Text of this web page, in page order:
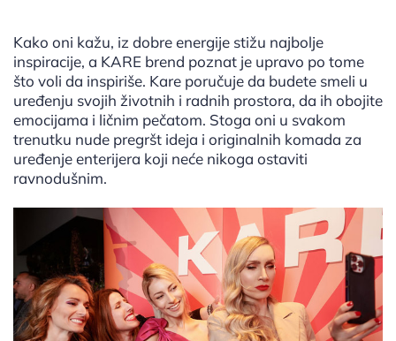
Kako oni kažu, iz dobre energije stižu najbolje
inspiracije, a KARE brend poznat je upravo po tome
što voli da inspiriše. Kare poručuje da budete smeli u
uređenju svojih životnih i radnih prostora, da ih obojite
emocijama i ličnim pečatom. Stoga oni u svakom
trenutku nude pregršt ideja i originalnih komada za
uređenje enterijera koji neće nikoga ostaviti
ravnodušnim.